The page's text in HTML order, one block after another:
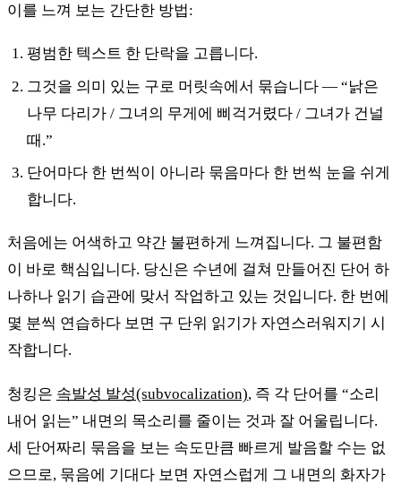
이를 느껴 보는 간단한 방법:
평범한 텍스트 한 단락을 고릅니다.
그것을 의미 있는 구로 머릿속에서 묶습니다 — “낡은
나무 다리가 / 그녀의 무게에 삐걱거렸다 / 그녀가 건널
때.”
단어마다 한 번씩이 아니라 묶음마다 한 번씩 눈을 쉬게
합니다.
처음에는 어색하고 약간 불편하게 느껴집니다. 그 불편함
이 바로 핵심입니다. 당신은 수년에 걸쳐 만들어진 단어 하
나하나 읽기 습관에 맞서 작업하고 있는 것입니다. 한 번에
몇 분씩 연습하다 보면 구 단위 읽기가 자연스러워지기 시
작합니다.
청킹은 속발성 발성(subvocalization), 즉 각 단어를 “소리
내어 읽는” 내면의 목소리를 줄이는 것과 잘 어울립니다.
세 단어짜리 묶음을 보는 속도만큼 빠르게 발음할 수는 없
으므로, 묶음에 기대다 보면 자연스럽게 그 내면의 화자가